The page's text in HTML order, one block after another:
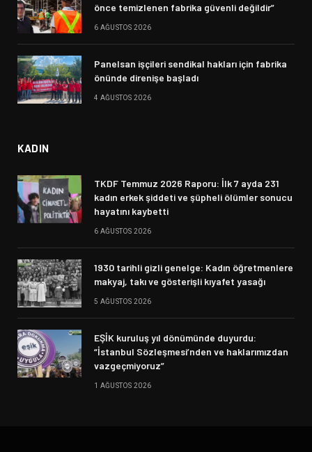
önce temizlenen fabrika güvenli değildir”
6 AĞUSTOS 2026
Panelsan işçileri sendikal hakları için fabrika
önünde direnişe başladı
4 AĞUSTOS 2026
KADIN
TKDF Temmuz 2026 Raporu: İlk 7 ayda 231
kadın erkek şiddeti ve şüpheli ölümler sonucu
hayatını kaybetti
6 AĞUSTOS 2026
1930 tarihli gizli genelge: Kadın öğretmenlere
makyaj, takı ve gösterişli kıyafet yasağı
5 AĞUSTOS 2026
EŞİK kuruluş yıl dönümünde duyurdu:
“İstanbul Sözleşmesi’nden ve haklarımızdan
vazgeçmiyoruz”
1 AĞUSTOS 2026